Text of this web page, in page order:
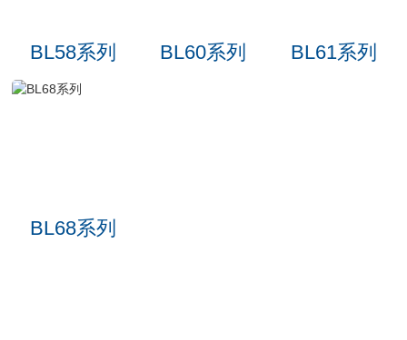
BL58系列 BL60系列 BL61系列
BL68系列